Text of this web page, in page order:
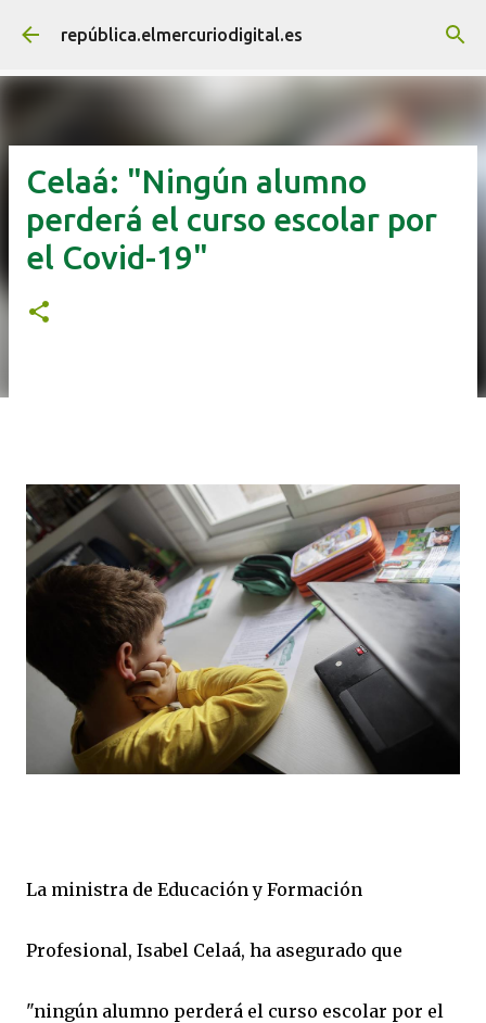
Ir al contenido principal
república.elmercuriodigital.es
Celaá: "Ningún alumno
perderá el curso escolar por
el Covid-19"
La ministra de Educación y Formación
Profesional, Isabel Celaá, ha asegurado que
"ningún alumno perderá el curso escolar por el